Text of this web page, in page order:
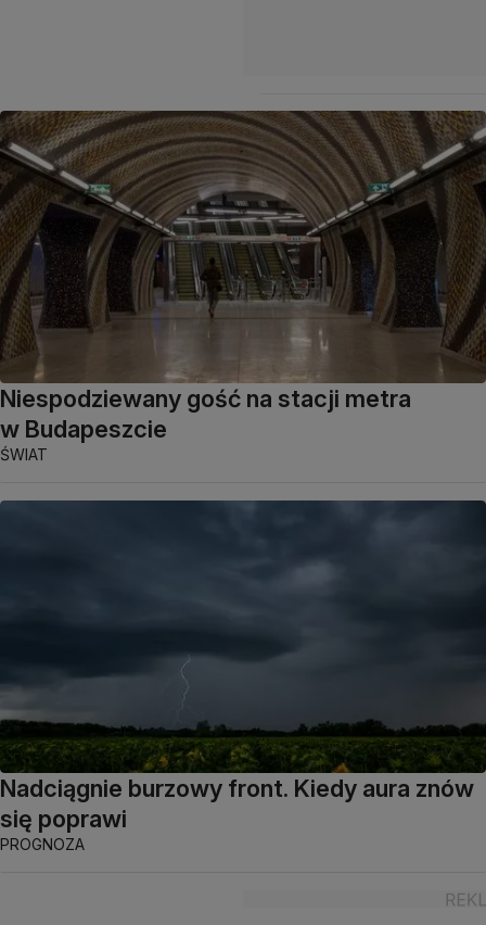
Niespodziewany gość na stacji metra
w Budapeszcie
ŚWIAT
Nadciągnie burzowy front. Kiedy aura znów
się poprawi
PROGNOZA